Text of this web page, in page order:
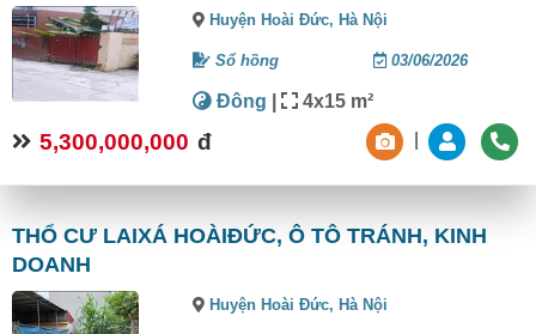
Huyện Hoài Đức,Hà Nội
Sổ hồng 03/06/2026
Đông | 4x15 m²
5,300,000,000 đ
THỔ CƯ LAIXÁ HOÀIĐỨC, Ô TÔ TRÁNH, KINH
DOANH
Huyện Hoài Đức,Hà Nội